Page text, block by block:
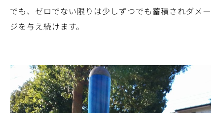
でも、ゼロでない限りは少しずつでも蓄積されダメー
ジを与え続けます。